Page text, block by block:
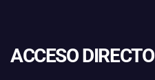
ACCESO DIRECTO